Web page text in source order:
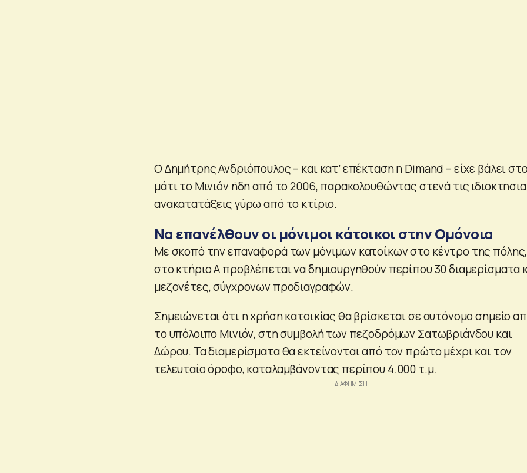
Ο Δημήτρης Ανδριόπουλος – και κατ’ επέκταση η Dimand – είχε βάλει
μάτι το Μινιόν ήδη από το 2006, παρακολουθώντας στενά τις
ανακατατάξεις γύρω από το κτίριο.
Να επανέλθουν οι μόνιμοι κάτοικοι στην Ομόνοια
Με σκοπό την επαναφορά των μόνιμων κατοίκων στο κέντρο της πόλης,
στο κτήριο Α προβλέπεται να δημιουργηθούν περίπου 30 διαμερίσματα
μεζονέτες, σύγχρονων προδιαγραφών.
Σημειώνεται ότι η χρήση κατοικίας θα βρίσκεται σε αυτόνομο σημείο
το υπόλοιπο Μινιόν, στη συμβολή των πεζοδρόμων Σατωβριάνδου και
Δώρου. Τα διαμερίσματα θα εκτείνονται από τον πρώτο μέχρι και τον
τελευταίο όροφο, καταλαμβάνοντας περίπου 4.000 τ.μ.